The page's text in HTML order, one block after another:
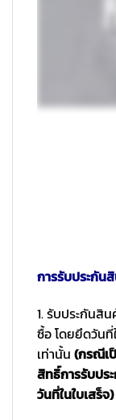
การรับประกัน
1. รับประกันสิ
ซื้อ โดยยึดวันที่
เท่านั้น (กรณีเ
สิทธิ์การรับปร
วันที่ในใบเสร็จ)